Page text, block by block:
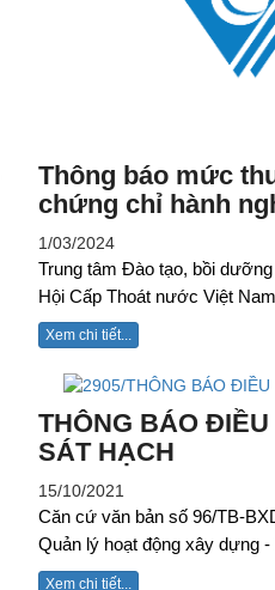
Thông báo mức
chứng chỉ hành
1/03/2024
Trung tâm Đào tạo, bồi
Hội Cấp Thoát nước Việt
Xem chi tiết...
THÔNG BÁO
SÁT HẠCH
15/10/2021
Căn cứ văn bản số 96/TB-
Quản lý hoạt động xây dựng
Xem chi tiết...